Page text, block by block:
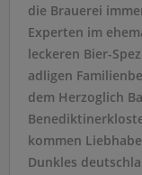
die Brauerei
Experten im
leckeren Bier-
adligen
dem Herzoglich
kommen
Dunkles